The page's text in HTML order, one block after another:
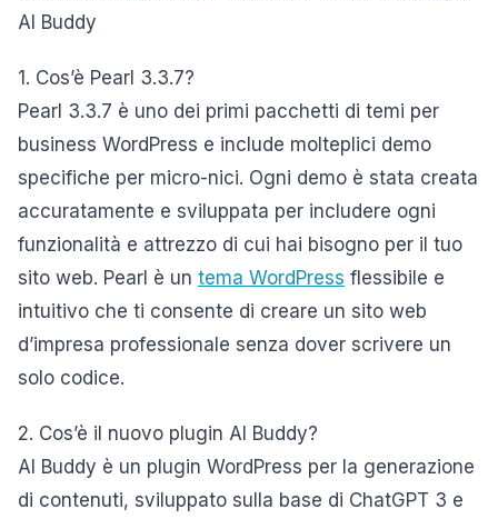
AI Buddy
1. Cos’è Pearl 3.3.7?
Pearl 3.3.7 è uno dei primi pacchetti di temi per
business WordPress e include molteplici demo
specifiche per micro-nici. Ogni demo è stata creata
accuratamente e sviluppata per includere ogni
funzionalità e attrezzo di cui hai bisogno per il tuo
sito web. Pearl è un tema WordPress flessibile e
intuitivo che ti consente di creare un sito web
d’impresa professionale senza dover scrivere un
solo codice.
2. Cos’è il nuovo plugin AI Buddy?
AI Buddy è un plugin WordPress per la generazione
di contenuti, sviluppato sulla base di ChatGPT 3 e